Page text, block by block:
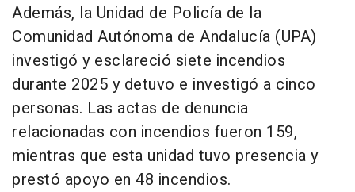
Además, la Unidad de Policía de la
Comunidad Autónoma de Andalucía (UPA)
investigó y esclareció siete incendios
durante 2025 y detuvo e investigó a cinco
personas. Las actas de denuncia
relacionadas con incendios fueron 159,
mientras que esta unidad tuvo presencia y
prestó apoyo en 48 incendios.